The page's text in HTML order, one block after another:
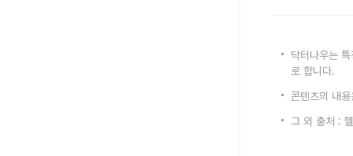
닥터나우는
로 합니다.
콘텐츠의 내
그 외 출처 :